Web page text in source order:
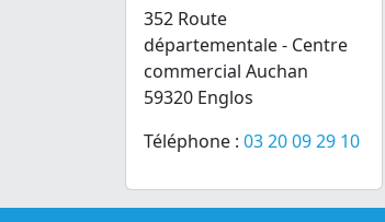
352 Route
départementale - Centre
commercial Auchan
59320 Englos
Téléphone : 03 20 09 29 10